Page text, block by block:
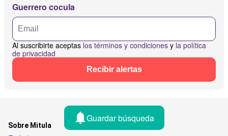
Guerrero cocula
Al suscribirte aceptas los términos y condiciones y la política
de privacidad
Recibir alertas
Guardar búsqueda
Sobre Mitula